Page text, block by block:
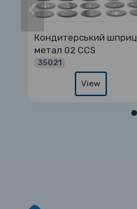
Кондитерський шприц
метал 02 ССS
35021
View